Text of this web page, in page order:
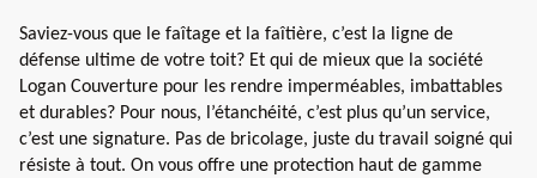
Saviez-vous que le faîtage et la faîtière, c’est la ligne de
défense ultime de votre toit? Et qui de mieux que la société
Logan Couverture pour les rendre imperméables, imbattables
et durables? Pour nous, l’étanchéité, c’est plus qu’un service,
c’est une signature. Pas de bricolage, juste du travail soigné qui
résiste à tout. On vous offre une protection haut de gamme